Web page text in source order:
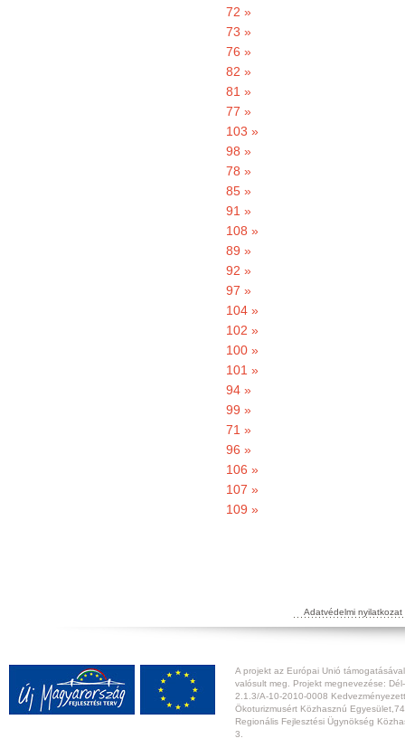
72 »
73 »
76 »
82 »
81 »
77 »
103 »
98 »
78 »
85 »
91 »
108 »
89 »
92 »
97 »
104 »
102 »
100 »
101 »
94 »
99 »
71 »
96 »
106 »
107 »
109 »
Adatvédelmi nyilatkozat
A projekt az Európai Unió
valósult meg. Projekt megnevezése:
2.1.3/A-10-2010-0008
Ökoturizmusért Közhasznú
Regionális Fejlesztési Ügynökség
3.